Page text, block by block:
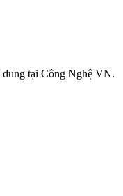
dung tại Công Nghệ VN.